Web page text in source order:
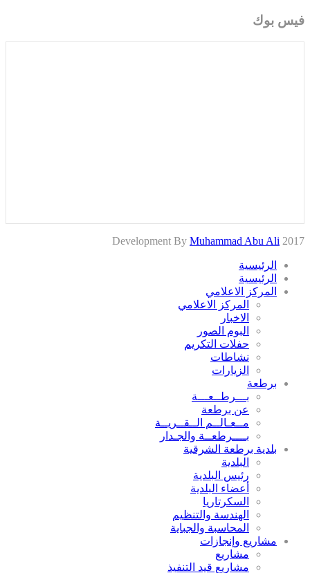
فيس بوك
2017 Development By
Muhammad Abu Ali
الرئيسية
الرئيسية
المركز الاعلامي
المركز الاعلامي
الاخبار
البوم الصور
حفلات التكريم
نشاطات
الزيارات
برطعة
بـــرطــعـــة
عن برطعة
مــعـالــم الــقــريــة
بــــرطعــة والجـدار
بلدية برطعة الشرقية
البلدية
رئيس البلدية
أعضاء البلدية
السكرتاريا
الهندسة والتنظيم
المحاسبة والجباية
مشاريع وإنجازات
مشاريع
مشاريع قيد التنفيذ